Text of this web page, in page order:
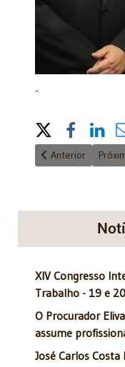
-
Share on
Artigo anterior:
Anterior
XIV Congresso
Trabalho - 19 e
O Procurador
assume
José Carlos